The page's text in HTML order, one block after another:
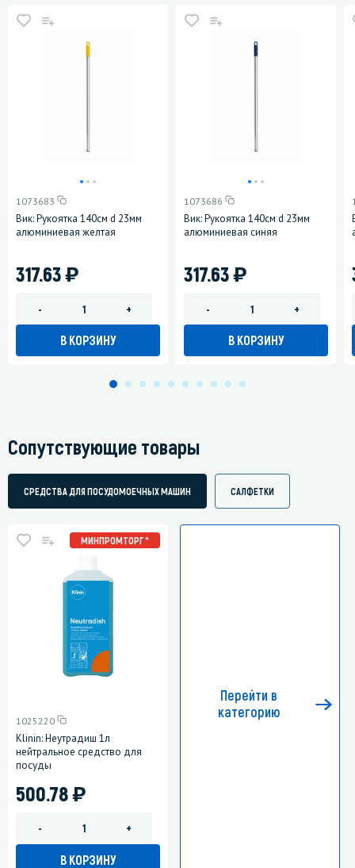
1073683
Вик: Рукоятка 140см d 23мм
алюминиевая желтая
317.63)
- +
В КОРЗИНУ
1073686
Вик: Рукоятка 140см d 23мм
алюминиевая синяя
317.63)
- +
В КОРЗИНУ
Сопутствующие товары
СРЕДСТВА ДЛЯ ПОСУДОМОЕЧНЫХ МАШИН САЛФЕТКИ
МИНПРОМТОРГ *
1025220
Klinin: Неутрадиш 1л
нейтральное средство для
посуды
500.78)
- +
В КОРЗИНУ
Перейти в
категорию